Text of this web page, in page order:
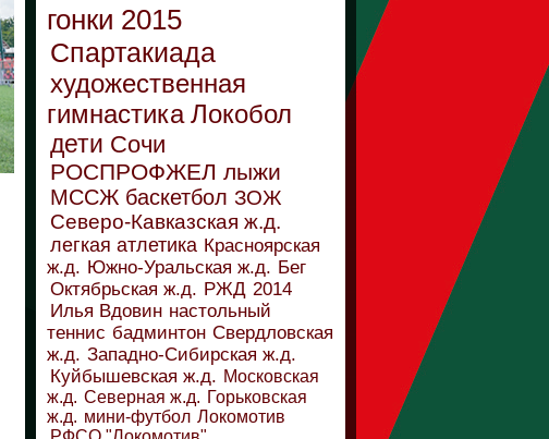
гонки 2015
Спартакиада
художественная
гимнастика Локобол
дети Сочи
РОСПРОФЖЕЛ лыжи
МССЖ баскетбол ЗОЖ
Северо-Кавказская ж.д.
легкая атлетика Красноярская
ж.д. Южно-Уральская ж.д. Бег
Октябрьская ж.д. РЖД 2014
Илья Вдовин настольный
теннис бадминтон Свердловская
ж.д. Западно-Сибирская ж.д.
Куйбышевская ж.д. Московская
ж.д. Северная ж.д. Горьковская
ж.д. мини-футбол Локомотив